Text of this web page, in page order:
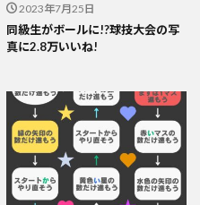
2023年7月25日
同級生がボールに!?球技大会の写
真に2.8万いいね!